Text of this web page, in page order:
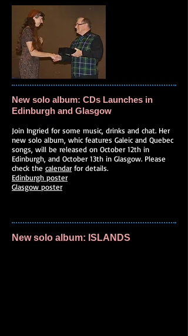
New solo album: CDs Launches in
Edinburgh and Glasgow
Join Ingried for some music, drinks and chat. Her
new solo album, whic features Galeic and Quebec
songs, will be released on October 12th in
Edinburgh, and October 13th in Glasgow. Please
check the calendarfor details.
Edinburgh poster
Glasgow poster
New solo album: ISLANDS